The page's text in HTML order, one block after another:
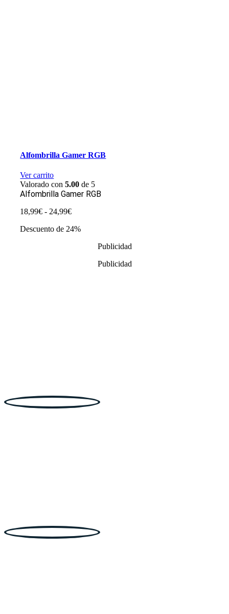
Alfombrilla Gamer RGB
Ver carrito
Valorado con5.00 de 5
Alfombrilla Gamer RGB
18,99€ - 24,99€Rango
precios:
Descuento de 24%
Publicidad
Publicidad